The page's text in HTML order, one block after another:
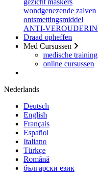
gezicht maskers
wondgenezende zalven
ontsmettingsmiddel
ANTI-
Draad opheffen
Med Cursussen
medische training
online cursussen
Nederlands
Deutsch
English
Français
Español
Italiano
Türkçe
Română
български език